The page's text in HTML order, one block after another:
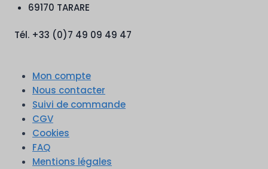
69170 TARARE
Tél. +33 (0)7 49 09 49 47
Mon compte
Nous contacter
Suivi de commande
CGV
Cookies
FAQ
Mentions légales